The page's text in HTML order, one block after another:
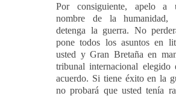
Por consiguiente, apelo a
nombre de la humanidad,
detenga la guerra. No
pone todos los asuntos en
usted y Gran Bretaña en
tribunal internacional elegido
acuerdo. Si tiene éxito en la
no probará que usted tenía